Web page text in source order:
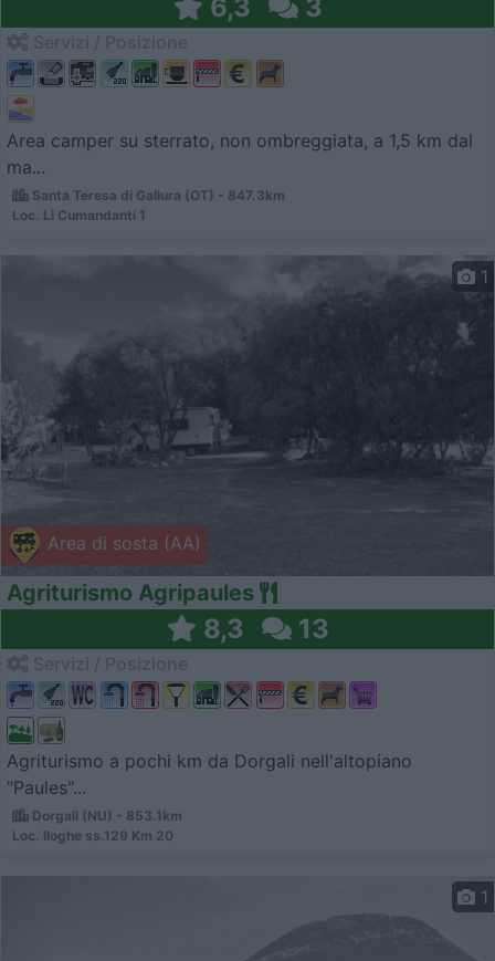
6,3 3
Area camper su sterrato, non ombreggiata, a 1,5 km dal
ma...
Santa Teresa di Gallura (OT) - 847.3km
Loc. Li Cumandanti 1
Area di sosta (AA)
1
Agriturismo Agripaules
8,3 13
Agriturismo a pochi km da Dorgali nell'altopiano
"Paules"...
Dorgali (NU) - 853.1km
Loc. Iloghe ss.129 Km 20
1